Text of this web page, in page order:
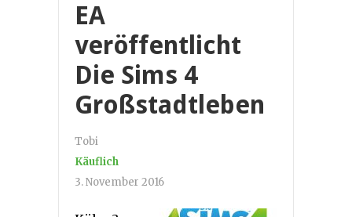
EA
veröffentlicht
Die Sims 4
Großstadtleben
Tobi
Käuflich
3. November 2016